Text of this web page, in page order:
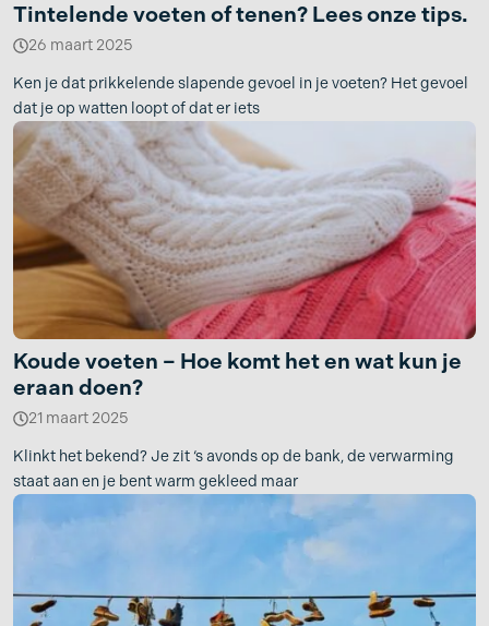
Tintelende voeten of tenen? Lees onze tips.
26 maart 2025
Ken je dat prikkelende slapende gevoel in je voeten? Het gevoel
dat je op watten loopt of dat er iets
Koude voeten – Hoe komt het en wat kun je
eraan doen?
21 maart 2025
Klinkt het bekend? Je zit ‘s avonds op de bank, de verwarming
staat aan en je bent warm gekleed maar